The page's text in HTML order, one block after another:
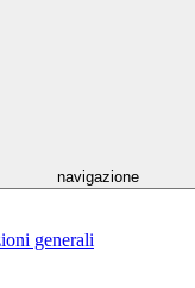
navigazione
generali